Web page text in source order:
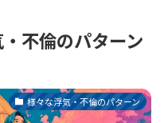
不倫のパターン
様々な浮気・不倫のパターン